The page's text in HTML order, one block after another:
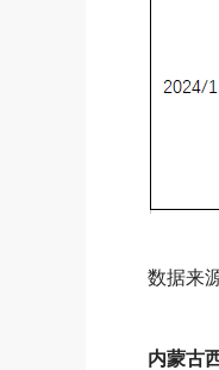
数据来
内蒙古